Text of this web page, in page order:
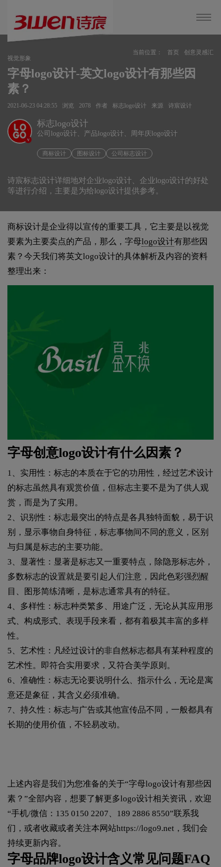
当前位置： 首页
创意灵感汇
视觉形象
字母logo设计-英文logo设计有那些因
素？
2021-06-23 04:28:55 浏览 2078 作者 标志logo设计 来源 诗宸设计
v
标志logo设计
公司logo设计、产品logo设计、周年庆logo设计
商标设计 图标设计 公司标志设计
诗宸标志设计详细地对企业logo设计、企业logo设计的好处
等进行介绍，主要是为给logo设计提供参考。
商标设计是企业得以宣传的重要工具，它主要是以视觉
要素为主要卖点的产品，那么，字母logo设计有那些因
素？今天我们将英文logo设计的具体解析及内容的资料
整理出来：
字母创意logo设计有什么因素？
1、实用性：标志的本质在于它的功用性，经过艺术设计
的标志虽然具有观赏价值，但标志主要不是为了供人观
赏，而是为了实用。
2、识别性：标志最突出的特点是各具独特面貌，易于识
别，显示事物自身特征，标志事物间不同的意义，区别
与归属是标志的主要功能。
3、显著性：显著是标志又一重要特点，除隐形标志外，
多数标志的设置就是要引起人们注意，因此色彩强烈醒
目、图形简练清晰，是标志通常具有的特征。
4、多样性：标志种类繁多、用途广泛，无论从其应用形
式、构成形式、表现手段来看，都有着极其丰富的多样
性。
5、艺术性：凡经过设计的非自然标志都具有某种程度的
艺术性。即符合实用要求，又符合美学原则。
6、准确性：标志无论要说明什么、指示什么，无论是寓
意还是象征，其含义必须准确。
7、持久性：标志与广告或其他宣传品不同，一般都具有
长期的使用价值，不轻易改动。
上述内容是我们为您准备的关于“字母logo设计有那些因
素？”全部内容，想要了解更多logo设计相关资讯，欢迎
“手机/微信：135 0150 2207、189 2886 8550”联系我
们，或者收藏或者关注本网站https://logo9.net ，我们会
持续更新内容。
字母品牌logo设计含义常见问题FAQ